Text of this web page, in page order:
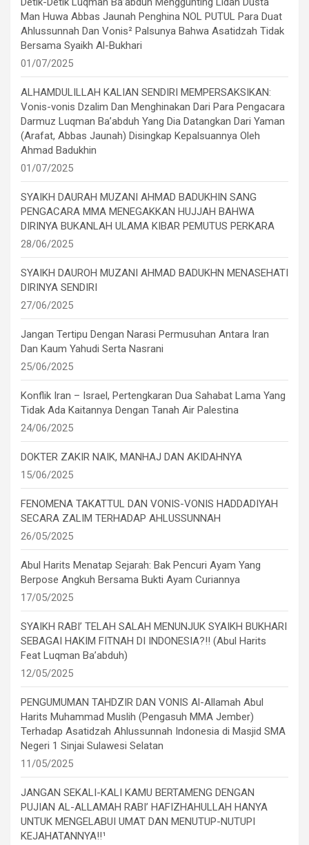
Man Huwa Abbas Jaunah Penghina NOL PUTUL Para Duat
Ahlussunnah Dan Vonis² Palsunya Bahwa Asatidzah Tidak
Bersama Syaikh Al-Bukhari
01/07/2025
ALHAMDULILLAH KALIAN SENDIRI MEMPERSAKSIKAN:
Vonis-vonis Dzalim Dan Menghinakan Dari Para Pengacara
Darmuz Luqman Ba’abduh Yang Dia Datangkan Dari Yaman
(Arafat, Abbas Jaunah) Disingkap Kepalsuannya Oleh
Ahmad Badukhin
01/07/2025
SYAIKH DAURAH MUZANI AHMAD BADUKHIN SANG
PENGACARA MMA MENEGAKKAN HUJJAH BAHWA
DIRINYA BUKANLAH ULAMA KIBAR PEMUTUS PERKARA
28/06/2025
SYAIKH DAUROH MUZANI AHMAD BADUKHN MENASEHATI
DIRINYA SENDIRI
27/06/2025
Jangan Tertipu Dengan Narasi Permusuhan Antara Iran
Dan Kaum Yahudi Serta Nasrani
25/06/2025
Konflik Iran – Israel, Pertengkaran Dua Sahabat Lama Yang
Tidak Ada Kaitannya Dengan Tanah Air Palestina
24/06/2025
DOKTER ZAKIR NAIK, MANHAJ DAN AKIDAHNYA
15/06/2025
FENOMENA TAKATTUL DAN VONIS-VONIS HADDADIYAH
SECARA ZALIM TERHADAP AHLUSSUNNAH
26/05/2025
Abul Harits Menatap Sejarah: Bak Pencuri Ayam Yang
Berpose Angkuh Bersama Bukti Ayam Curiannya
17/05/2025
SYAIKH RABI’ TELAH SALAH MENUNJUK SYAIKH BUKHARI
SEBAGAI HAKIM FITNAH DI INDONESIA?!! (Abul Harits
Feat Luqman Ba’abduh)
12/05/2025
PENGUMUMAN TAHDZIR DAN VONIS Al-Allamah Abul
Harits Muhammad Muslih (Pengasuh MMA Jember)
Terhadap Asatidzah Ahlussunnah Indonesia di Masjid SMA
Negeri 1 Sinjai Sulawesi Selatan
11/05/2025
JANGAN SEKALI-KALI KAMU BERTAMENG DENGAN
PUJIAN AL-ALLAMAH RABI’ HAFIZHAHULLAH HANYA
UNTUK MENGELABUI UMAT DAN MENUTUP-NUTUPI
KEJAHATANNYA!!¹